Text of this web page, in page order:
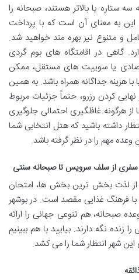
ستاره یا بالاتر هستند، صبحانه را
به معنای آن است که با پرداخت
و متنوع نیز بهره مند خواهید شد.
گاهی در اقامتگاه های بوم گردی
یا سوییت های مستقل، ممکن
هزینه جداگانه همراه باشد. به همین
کردن رزرو، حتماً جزئیات مربوط
هرگونه غافلگیری احتمالی جلوگیری
داشته باشید که هتل انتخابی شما
مهم را در نظر گرفته باشد.
از سلف سرویس تا صبحانه سنتی
از لذت بخش ترین بخش ها، امتحان
فرهنگ غذایی مقصد است. در بوشهر
صبحانه، هم تنوعی جهانی را ارائه
نگه دارند. بیایید با هم ببینیم
شهر انتظار شما را می کشد.